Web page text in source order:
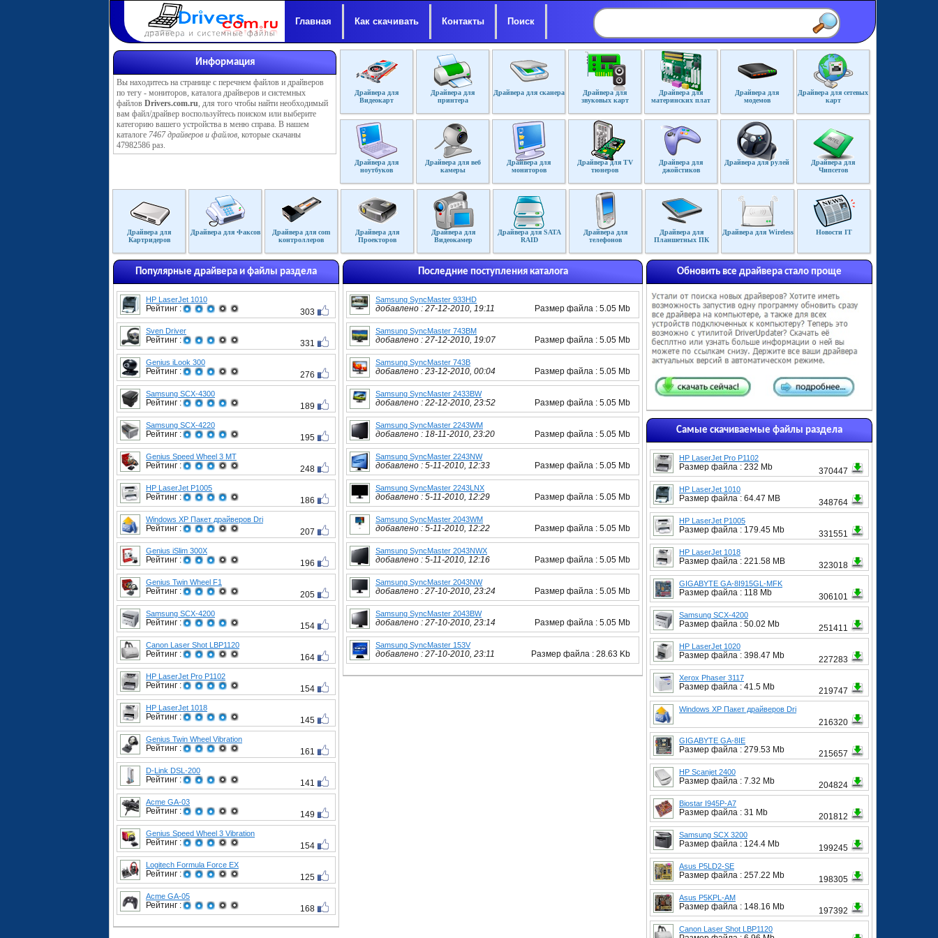
Главная Как скачивать Контакты Поиск
Информация
Вы находитесь на странице с перечнем файлов и драйверов
по тегу - мониторов, каталога драйверов и системных
файлов Drivers.com.ru, для того чтобы найти необходимый
вам файл/драйвер воспользуйтесь поиском или выберите
категорию вашего устройства в меню справа. В нашем
каталоге 7467 драйверов и файлов, которые скачаны
47982586 раз.
Драйвера для
Видеокарт
Драйвера для
принтера
Драйвера для сканера
Драйвера для
звуковых карт
Драйвера для
материнских плат
Драйвера для
модемов
Драйвера для сетевых
карт
Драйвера для
ноутбуков
Драйвера для веб
камеры
Драйвера для
мониторов
Драйвера для TV
тюнеров
Драйвера для
джойстиков
Драйвера для рулей
Драйвера для
Чипсетов
Драйвера для
Картридеров
Драйвера для Факсов
Драйвера для com
контроллеров
Драйвера для
Проекторов
Драйвера для
Видеокамер
Драйвера для SATA
RAID
Драйвера для
телефонов
Драйвера для
Планшетных ПК
Драйвера для Wireless Новости IT
Популярные драйвера и файлы раздела
HP LaserJet 1010
Рейтинг : 303
Sven Driver
Рейтинг : 331
Genius iLook 300
Рейтинг : 276
Samsung SCX-4300
Рейтинг : 189
Samsung SCX-4220
Рейтинг : 195
Genius Speed Wheel 3 MT
Рейтинг : 248
HP LaserJet P1005
Рейтинг : 186
Windows XP Пакет драйверов Dri
Рейтинг : 207
Genius iSlim 300X
Рейтинг : 196
Genius Twin Wheel F1
Рейтинг : 205
Samsung SCX-4200
Рейтинг : 154
Canon Laser Shot LBP1120
Рейтинг : 164
HP LaserJet Pro P1102
Рейтинг : 154
HP LaserJet 1018
Рейтинг : 145
Genius Twin Wheel Vibration
Рейтинг : 161
D-Link DSL-200
Рейтинг : 141
Acme GA-03
Рейтинг : 149
Genius Speed Wheel 3 Vibration
Рейтинг : 154
Logitech Formula Force EX
Рейтинг : 125
Acme GA-05
Рейтинг : 168
Обновить все драйвера стало проще
Самые скачиваемые файлы раздела
HP LaserJet Pro P1102
Размер файла : 232 Mb 370447
HP LaserJet 1010
Размер файла : 64.47 MB 348764
HP LaserJet P1005
Размер файла : 179.45 Mb 331551
HP LaserJet 1018
Размер файла : 221.58 MB 323018
GIGABYTE GA-8I915GL-MFK
Размер файла : 118 Mb 306101
Samsung SCX-4200
Размер файла : 50.02 Mb 251411
HP LaserJet 1020
Размер файла : 398.47 Mb 227283
Xerox Phaser 3117
Размер файла : 41.5 Mb 219747
Windows XP Пакет драйверов Dri
216320
GIGABYTE GA-8IE
Размер файла : 279.53 Mb 215657
HP Scanjet 2400
Размер файла : 7.32 Mb 204824
Biostar I945P-A7
Размер файла : 31 Mb 201812
Samsung SCX 3200
Размер файла : 124.4 Mb 199245
Asus P5LD2-SE
Размер файла : 257.22 Mb 198305
Asus P5KPL-AM
Размер файла : 148.16 Mb 197392
Canon Laser Shot LBP1120
Последние поступления каталога
Samsung SyncMaster 933HD
добавлено : 27-12-2010, 19:11 Размер файла : 5.05 Mb
Samsung SyncMaster 743BM
добавлено : 27-12-2010, 19:07 Размер файла : 5.05 Mb
Samsung SyncMaster 743B
добавлено : 23-12-2010, 00:04 Размер файла : 5.05 Mb
Samsung SyncMaster 2433BW
добавлено : 22-12-2010, 23:52 Размер файла : 5.05 Mb
Samsung SyncMaster 2243WM
добавлено : 18-11-2010, 23:20 Размер файла : 5.05 Mb
Samsung SyncMaster 2243NW
добавлено : 5-11-2010, 12:33 Размер файла : 5.05 Mb
Samsung SyncMaster 2243LNX
добавлено : 5-11-2010, 12:29 Размер файла : 5.05 Mb
Samsung SyncMaster 2043WM
добавлено : 5-11-2010, 12:22 Размер файла : 5.05 Mb
Samsung SyncMaster 2043NWX
добавлено : 5-11-2010, 12:16 Размер файла : 5.05 Mb
Samsung SyncMaster 2043NW
добавлено : 27-10-2010, 23:24 Размер файла : 5.05 Mb
Samsung SyncMaster 2043BW
добавлено : 27-10-2010, 23:14 Размер файла : 5.05 Mb
Samsung SyncMaster 153V
добавлено : 27-10-2010, 23:11 Размер файла : 28.63 Kb